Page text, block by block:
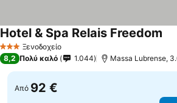
3 ΑστέριαΞενοδοχείο
Hotel & Spa Relais Freedom
8,2 Πολύ καλό 1.044 Massa Lubrense,
Από 92 €